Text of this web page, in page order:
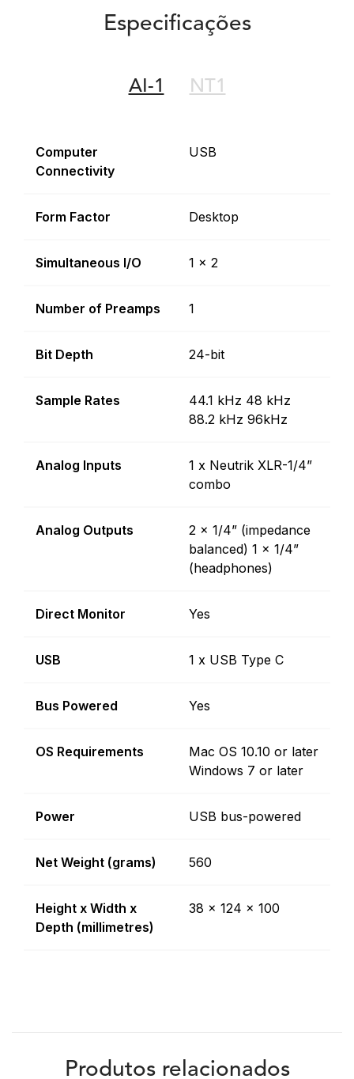
Especificações
AI-1 NT1
Computer
Connectivity
USB
Form Factor Desktop
Simultaneous I/O 1 x 2
Number of Preamps 1
Bit Depth 24-bit
Sample Rates
44.1 kHz 48 kHz
88.2 kHz 96kHz
Analog Inputs
1 x Neutrik XLR-1/4”
combo
Analog Outputs
2 x 1/4” (impedance
balanced) 1 x 1/4”
(headphones)
Direct Monitor Yes
USB 1 x USB Type C
Bus Powered Yes
OS Requirements
Mac OS 10.10 or later
Windows 7 or later
Power USB bus-powered
Net Weight (grams) 560
Height x Width x
Depth (millimetres)
38 x 124 x 100
Produtos relacionados